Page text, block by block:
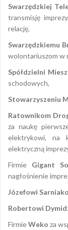
Swarzędzkiej
transmisję imprezy,
relację,
Swarzędzkiemu
wolontariuszom w
Spółdzielni
schodowych,
Stowarzyszeniu
Ratownikom
za naukę
elektrykowi, na
elektryczną
Firmie Gigant
nagłośnienie
Józefowi
Robertowi
FirmieWeko za